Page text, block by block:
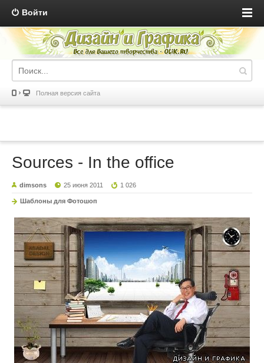
Войти
Полная версия сайта
Sources - In the office
dimsons 25 июня 2011 1 026
Шаблоны для Фотошоп